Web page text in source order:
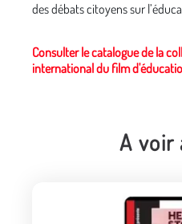
des débats citoyens sur
Consulter le catalogue de la
international du film
A voir